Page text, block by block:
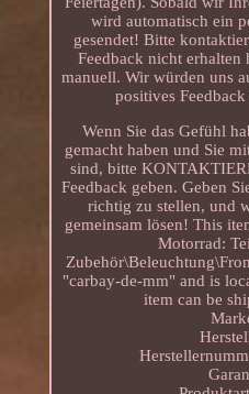
wird automatisch ein
gesendet! Bitte
Feedback nicht erhalten
manuell. Wir würden uns
positives
Wenn Sie das Gefühl
gemacht haben und Sie
sind, bitte
Feedback geben. Geben
richtig zu stellen, und
gemeinsam lösen! This
Motorrad:
"carbay-de-mm" and is
item can be